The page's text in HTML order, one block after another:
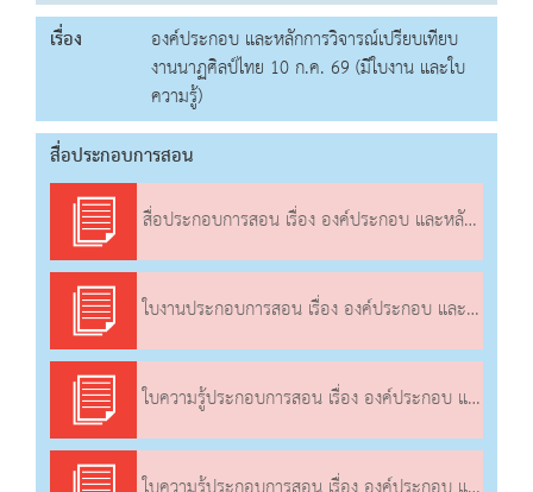
เรื่อง
องค์ประกอบ และหลักการวิจารณ์เปรียบเทียบ
งานนาฏศิลป์ไทย 10 ก.ค. 69 (มีใบงาน และใบ
ความรู้)
สื่อประกอบการสอน
สื่อประกอบการสอน เรื่อง องค์ประกอบ และหลักการวิจารณ์เปรียบเทียบงานนาฏศิลป์ไทย
ใบงานประกอบการสอน เรื่อง องค์ประกอบ และหลักการวิจารณ์เปรียบเทียบงานนาฏศิลป์ไทย
ใบความรู้ประกอบการสอน เรื่อง องค์ประกอบ และหลักการวิจารณ์เปรียบเทียบงานนาฏศิลป์ไทย